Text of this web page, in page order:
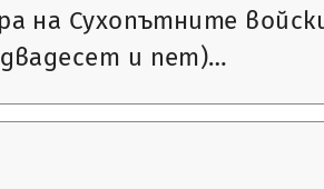
на Сухопътните
и пет)…